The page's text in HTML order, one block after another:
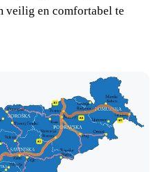
veilig en comfortabel te